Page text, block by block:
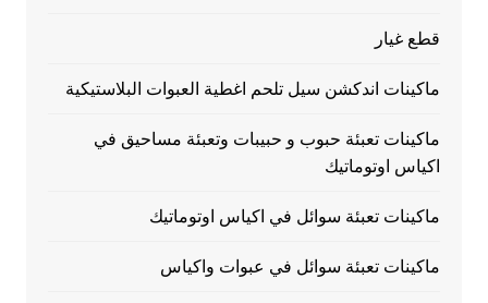
قطع غيار
ماكينات اندكشن سيل تلحم اغطية العبوات البلاستيكية
ماكينات تعبئة حبوب و حبيبات وتعبئة مساحيق في
اكياس اوتوماتيك
ماكينات تعبئة سوائل في اكياس اوتوماتيك
ماكينات تعبئة سوائل في عبوات واكياس